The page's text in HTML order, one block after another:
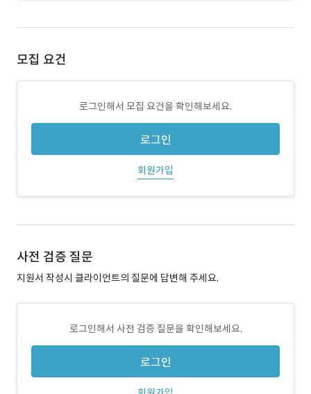
모집 요건
로그인해서 모집 요건을 확인해보세요.
로그인
회원가입
사전 검증 질문
지원서 작성시 클라이언트의 질문에 답변해 주세요.
로그인해서 사전 검증 질문을 확인해보세요.
로그인